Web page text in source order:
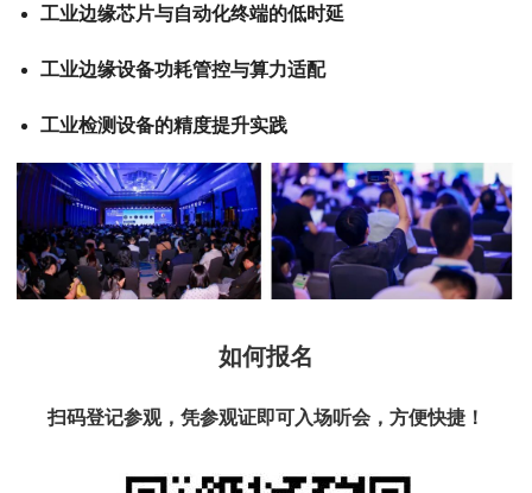
工业边缘芯片与自动化终端的低时延
工业边缘设备功耗管控与算力适配
工业检测设备的精度提升实践
如何报名
扫码登记参观，凭参观证即可入场听会，方便快捷！